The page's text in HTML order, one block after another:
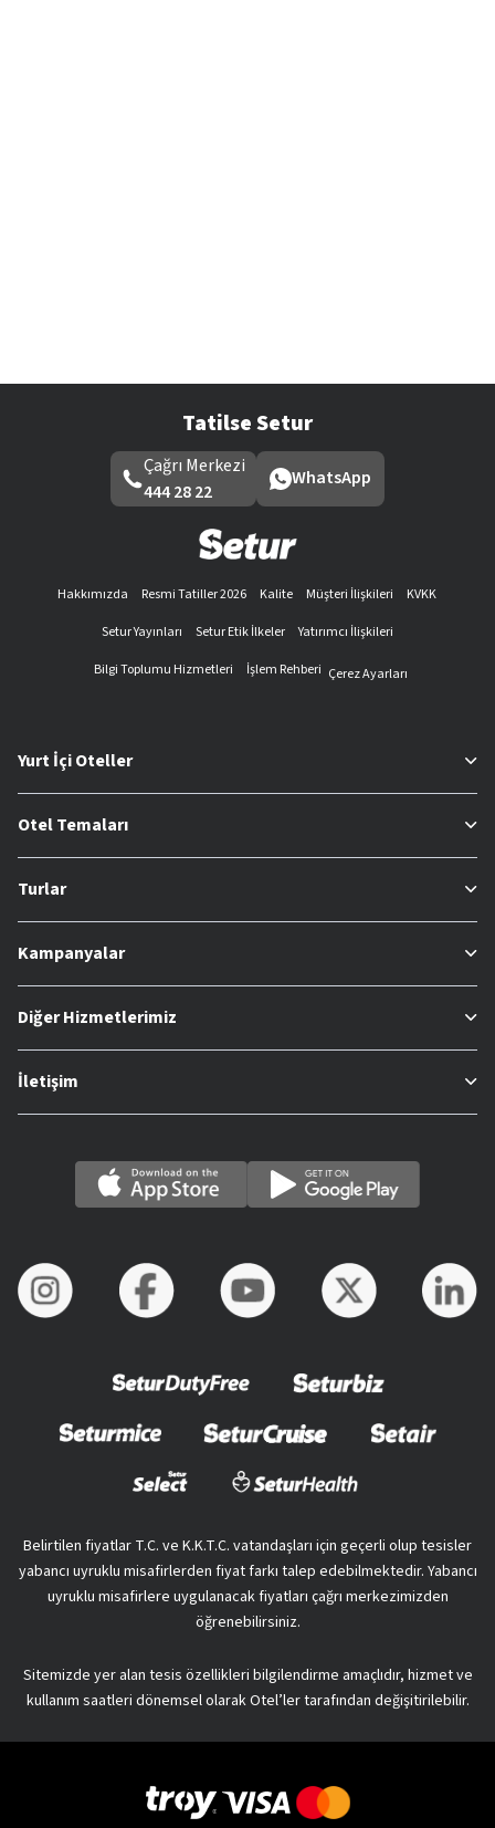
Tatilse Setur
Çağrı Merkezi
444 28 22
WhatsApp
Hakkımızda Resmi Tatiller 2026 Kalite Müşteri İlişkileri
KVKK
Setur Yayınları
Setur Etik İlkeler
Yatırımcı İlişkileri
Bilgi Toplumu Hizmetleri
İşlem Rehberi Çerez Ayarları
Yurt İçi Oteller
Otel Temaları
Turlar
Kampanyalar
Diğer Hizmetlerimiz
İletişim
Belirtilen fiyatlar T.C. ve K.K.T.C. vatandaşları için geçerli olup tesisler
yabancı uyruklu misafirlerden fiyat farkı talep edebilmektedir. Yabancı
uyruklu misafirlere uygulanacak fiyatları çağrı merkezimizden
öğrenebilirsiniz.
Sitemizde yer alan tesis özellikleri bilgilendirme amaçlıdır, hizmet ve
kullanım saatleri dönemsel olarak Otel’ler tarafından değişitirilebilir.